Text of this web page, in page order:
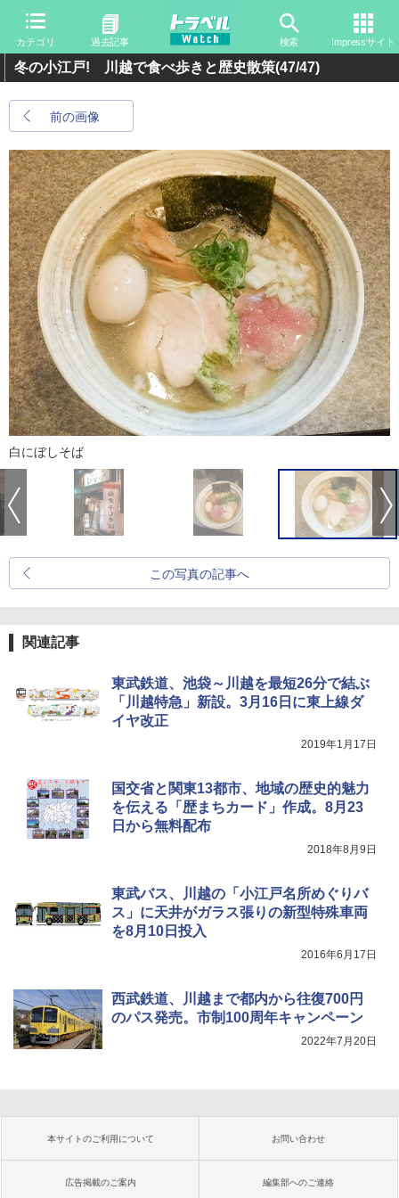
カテゴリ 過去記事 検索 Impressサイト
冬の小江戸! 川越で食べ歩きと歴史散策(47/47)
前の画像
白にぼしそば
この写真の記事へ
関連記事
東武鉄道、池袋～川越を最短26分で結ぶ
「川越特急」新設。3月16日に東上線ダ
イヤ改正
2019年1月17日
国交省と関東13都市、地域の歴史的魅力
を伝える「歴まちカード」作成。8月23
日から無料配布
2018年8月9日
東武バス、川越の「小江戸名所めぐりバ
ス」に天井がガラス張りの新型特殊車両
を8月10日投入
2016年6月17日
西武鉄道、川越まで都内から往復700円
のパス発売。市制100周年キャンペーン
2022年7月20日
本サイトのご利用について お問い合わせ
広告掲載のご案内 編集部へのご連絡